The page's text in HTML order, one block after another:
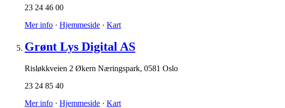
23 24 46 00
Mer info · Hjemmeside · Kart
Grønt Lys Digital AS
Risløkkveien 2 Økern Næringspark, 0581 Oslo
23 24 85 40
Mer info · Hjemmeside · Kart